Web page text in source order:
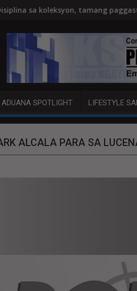
Indigenous Peoples Day
tamang paggastos susi sa pag-unlad
ADUANA SPOTLIGHT LIFESTYLE
ALCALA PARA SA